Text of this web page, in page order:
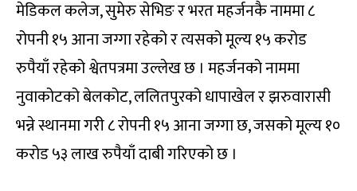
मेडिकल कलेज, सुमेरु सेभिङ र भरत महर्जनकै नाममा ८
रोपनी १५ आना जग्गा रहेको र त्यसको मूल्य १५ करोड
रुपैयाँ रहेको श्वेतपत्रमा उल्लेख छ । महर्जनको नाममा
नुवाकोटको बेलकोट, ललितपुरको धापाखेल र झरुवारासी
भन्ने स्थानमा गरी ८ रोपनी १५ आना जग्गा छ, जसको मूल्य १०
करोड ५३ लाख रुपैयाँ दाबी गरिएको छ ।